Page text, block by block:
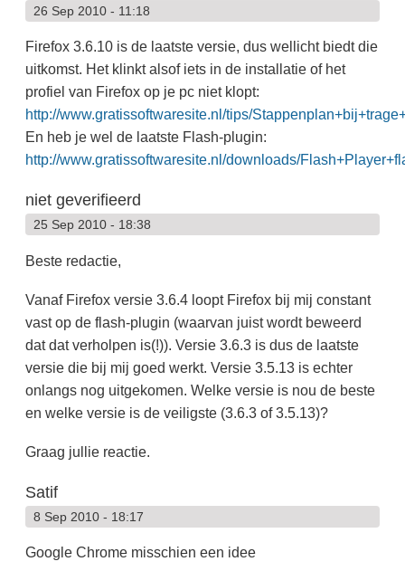
26 Sep 2010 - 11:18
Firefox 3.6.10 is de laatste versie, dus wellicht biedt die
uitkomst. Het klinkt alsof iets in de installatie of het
profiel van Firefox op je pc niet klopt:
http://www.gratissoftwaresite.nl/tips/
En heb je wel de laatste Flash-plugin:
http://www.gratissoftwaresite.nl/downloads/
niet geverifieerd
25 Sep 2010 - 18:38
Beste redactie,
Vanaf Firefox versie 3.6.4 loopt Firefox bij mij constant
vast op de flash-plugin (waarvan juist wordt beweerd
dat dat verholpen is(!)). Versie 3.6.3 is dus de laatste
versie die bij mij goed werkt. Versie 3.5.13 is echter
onlangs nog uitgekomen. Welke versie is nou de beste
en welke versie is de veiligste (3.6.3 of 3.5.13)?
Graag jullie reactie.
Satif
8 Sep 2010 - 18:17
Google Chrome misschien een idee